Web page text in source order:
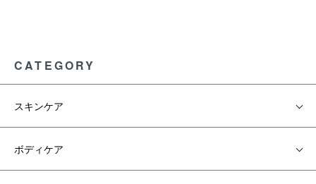
CATEGORY
スキンケア
ボディケア